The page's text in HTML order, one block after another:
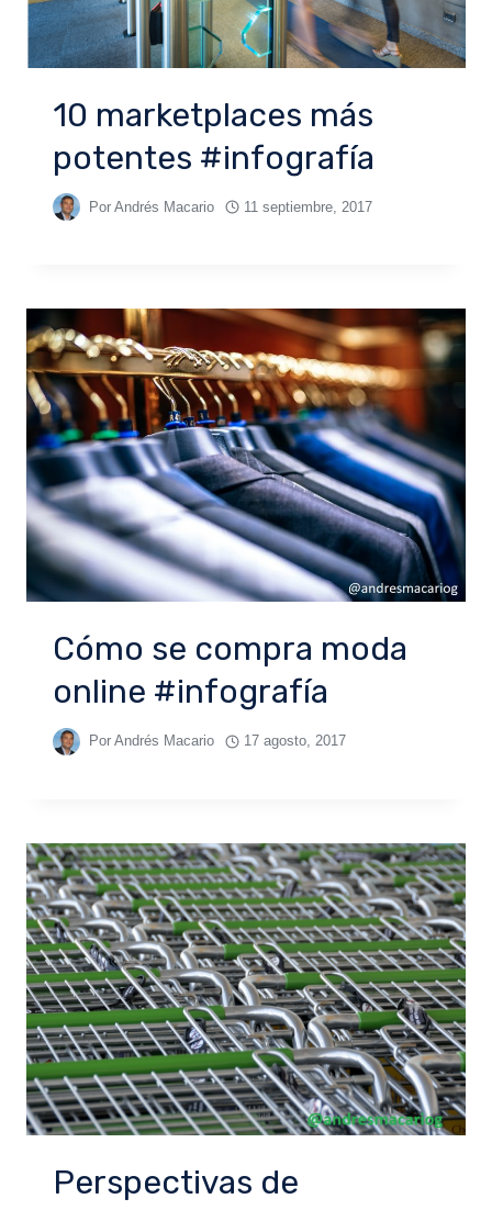
10 marketplaces más
potentes #infografía
Por Andrés Macario 11 septiembre, 2017
Cómo se compra moda
online #infografía
Por Andrés Macario 17 agosto, 2017
Perspectivas de